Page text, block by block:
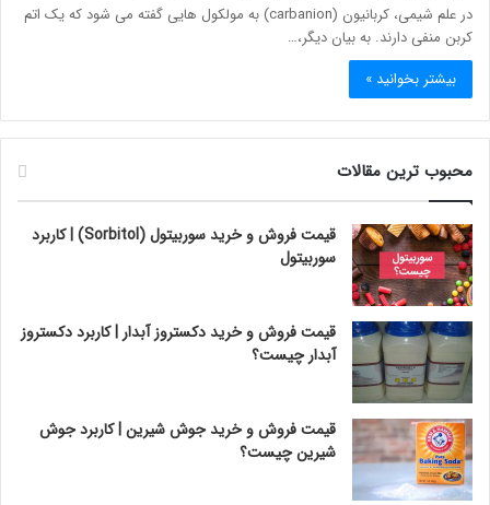
در علم شیمی، کربانیون (carbanion) به مولکول هایی گفته می شود که یک اتم
کربن منفی دارند. به بیان دیگر،…
بیشتر بخوانید »
محبوب ترین مقالات
قیمت فروش و خرید سوربیتول (Sorbitol) | کاربرد
سوربیتول
قیمت فروش و خرید دکستروز آبدار | کاربرد دکستروز
آبدار چیست؟
قیمت فروش و خرید جوش شیرین | کاربرد جوش
شیرین چیست؟